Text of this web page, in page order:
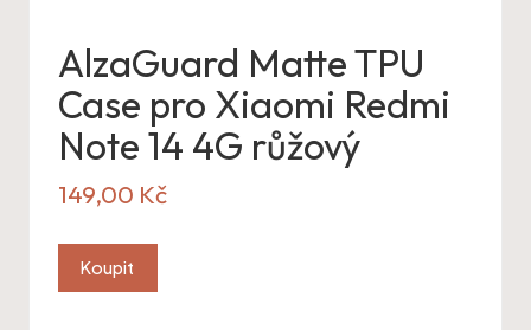
AlzaGuard Matte TPU
Case pro Xiaomi Redmi
Note 14 4G růžový
149,00 Kč
Koupit